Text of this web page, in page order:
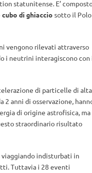
statunitense. E’
di ghiaccio sotto il Polo
vengono rilevati attraverso
i neutrini interagiscono con
di particelle di alta
2 anni di osservazione,
di origine astrofisica, ma
straordinario risultato
viaggiando indisturbati in
Tuttavia i 28 eventi